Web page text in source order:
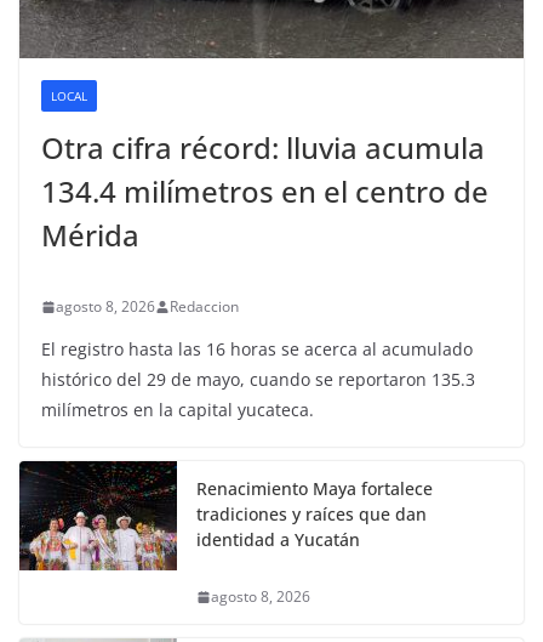
LOCAL
Otra cifra récord: lluvia acumula
134.4 milímetros en el centro de
Mérida
agosto 8, 2026 Redaccion
El registro hasta las 16 horas se acerca al acumulado
histórico del 29 de mayo, cuando se reportaron 135.3
milímetros en la capital yucateca.
Renacimiento Maya fortalece
tradiciones y raíces que dan
identidad a Yucatán
agosto 8, 2026